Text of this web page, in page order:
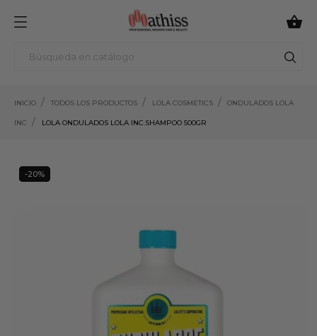

INICIO TODOS LOS PRODUCTOS LOLA COSMETICS ONDULADOS LOLA
INC LOLA ONDULADOS LOLA INC.SHAMPOO 500GR
20%
-20%